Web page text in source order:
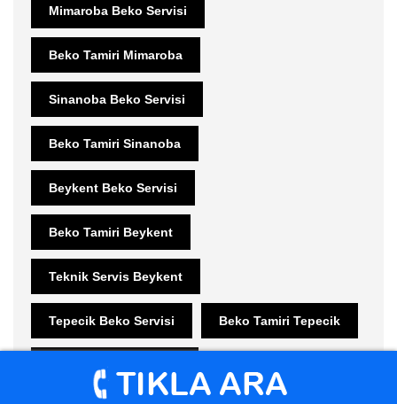
Mimaroba Beko Servisi
Beko Tamiri Mimaroba
Sinanoba Beko Servisi
Beko Tamiri Sinanoba
Beykent Beko Servisi
Beko Tamiri Beykent
Teknik Servis Beykent
Tepecik Beko Servisi Beko Tamiri Tepecik
Gürpınar Beko Servisi